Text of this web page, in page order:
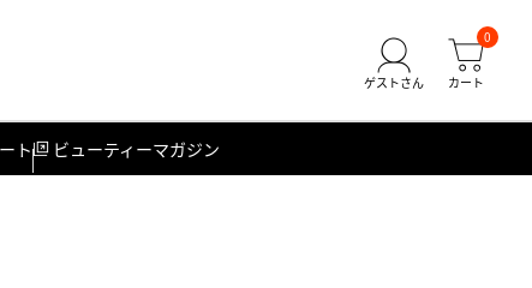
0
ト ビューティーマガジン